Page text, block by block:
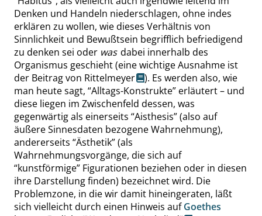
Denken und Handeln niederschlagen, ohne indes
erklären zu wollen, wie dieses Verhältnis von
Sinnlichkeit und Bewußtsein begrifflich befriedigend
zu denken sei oder was dabei innerhalb des
Organismus geschieht (eine wichtige Ausnahme ist
der Beitrag von Rittelmeyer
). Es werden also, wie
man heute sagt, “Alltags-Konstrukte” erläutert – und
diese liegen im Zwischenfeld dessen, was
gegenwärtig als einerseits “Aisthesis”(also auf
äußere Sinnesdaten bezogene Wahrnehmung),
andererseits “Ästhetik”(als
Wahrnehmungsvorgänge, die sich auf
“kunstförmige” Figurationen beziehen oder in diesen
ihre Darstellung finden) bezeichnet wird. Die
Problemzone, in die wir damit hineingeraten, läßt
sich vielleicht durch einen Hinweis aufGoethes